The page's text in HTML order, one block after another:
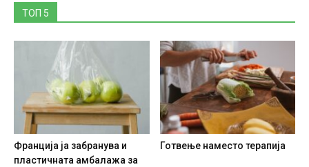
ТОП 5
Франција ја забранува и
пластичната амбалажа за
Готвење наместо терапија